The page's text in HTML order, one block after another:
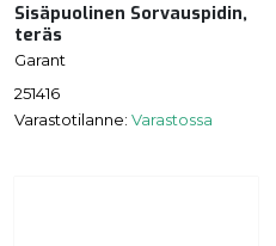
Sisäpuolinen Sorvauspidin,
teräs
Garant
251416
Varastotilanne: Varastossa